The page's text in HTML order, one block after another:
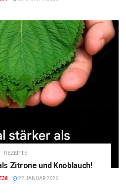
REZEPTE
Zitrone und Knoblauch!
22 JANUAR 2026